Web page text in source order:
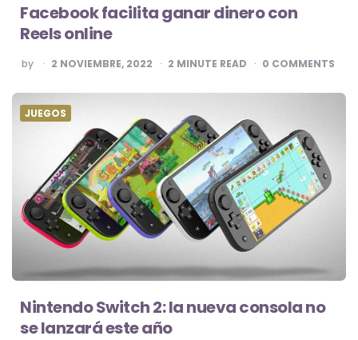
Facebook facilita ganar dinero con
Reels online
POSTED
BY
by 2 NOVIEMBRE, 2022 2 MINUTE READ 0 COMMENTS
JUEGOS
Nintendo Switch 2: la nueva consola no
se lanzará este año